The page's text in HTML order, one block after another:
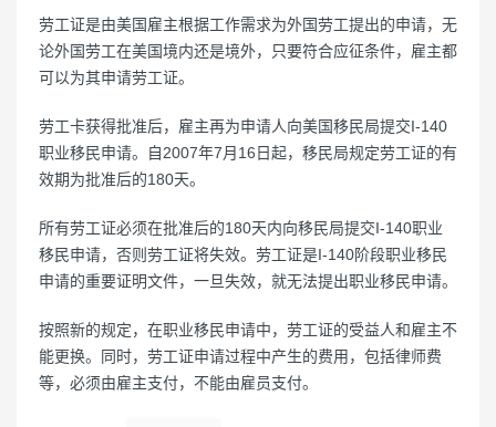
劳工证是由美国雇主根据工作需求为外国劳工提出的申请，无
论外国劳工在美国境内还是境外，只要符合应征条件，雇主都
可以为其申请劳工证。
劳工卡获得批准后，雇主再为申请人向美国移民局提交I-140
职业移民申请。自2007年7月16日起，移民局规定劳工证的有
效期为批准后的180天。
所有劳工证必须在批准后的180天内向移民局提交I-140职业
移民申请，否则劳工证将失效。劳工证是I-140阶段职业移民
申请的重要证明文件，一旦失效，就无法提出职业移民申请。
按照新的规定，在职业移民申请中，劳工证的受益人和雇主不
能更换。同时，劳工证申请过程中产生的费用，包括律师费
等，必须由雇主支付，不能由雇员支付。